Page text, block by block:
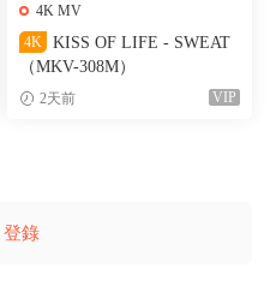
4K MV
4K
KISS OF LIFE - SWEAT
（MKV-308M）
2天前 VIP
登錄